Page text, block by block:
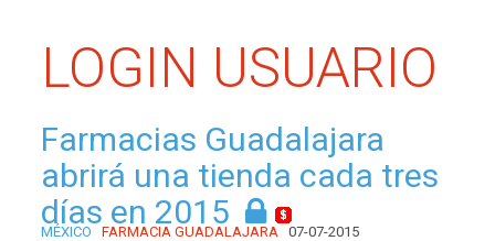
LOGIN USUARIO
Farmacias Guadalajara
abrirá una tienda cada tres
días en 2015
MÉXICO FARMACIA GUADALAJARA 07-07-2015